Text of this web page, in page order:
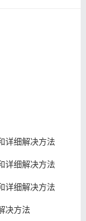
详细解决方法
详细解决方法
详细解决方法
决方法